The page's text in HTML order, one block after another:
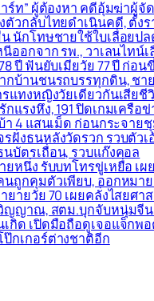
าร์ท” ผู้ต้องหา คดีอุ้มฆ่าผู้จั
ตัวกลับไทยดำเนินคดี, ตั้งร
นักโทษชายใช้ใบเลื่อยป
ออกจาก รพ., วาเลนไทน์เ
ปี ฟันยับเมียวัย 77 ปี ก่อนขี่
กบ้านชนรถบรรทุกดิน, ชา
รแทงหญิงวัยเดียวกันเสียชี
แรงหึง, 191 ปิดเกมเครือ
า 4 แสนเม็ด ก่อนกระจาย
ฝั่งธนหลังวัดรวก รวบตัวเ
บัตรเถื่อน, รวบแก๊งคอล
ยหนึ่ง รับบทโทรขู่เหยื่อ เผ
นถูกคุมตัวเพียบ, ออกหมา
ยายวัย 70 เผยคลั่งไสยศา
ญญาณ, สตม.บุกจับหนุ่มจี
กิด เปิดมือถือดูเจอแจ็กพ
กเกอร์ต่างชาติอีก